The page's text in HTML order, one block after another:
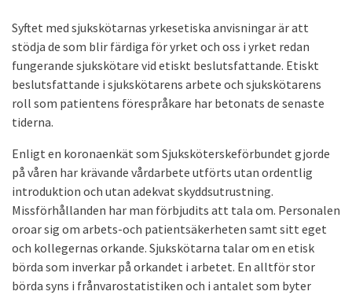
Syftet med sjukskötarnas yrkesetiska anvisningar är att
stödja de som blir färdiga för yrket och oss i yrket redan
fungerande sjukskötare vid etiskt beslutsfattande. Etiskt
beslutsfattande i sjukskötarens arbete och sjukskötarens
roll som patientens förespråkare har betonats de senaste
tiderna.
Enligt en koronaenkät som Sjuksköterskeförbundet gjorde
på våren har krävande vårdarbete utförts utan ordentlig
introduktion och utan adekvat skyddsutrustning.
Missförhållanden har man förbjudits att tala om. Personalen
oroar sig om arbets-och patientsäkerheten samt sitt eget
och kollegernas orkande. Sjukskötarna talar om en etisk
börda som inverkar på orkandet i arbetet. En alltför stor
börda syns i frånvarostatistiken och i antalet som byter